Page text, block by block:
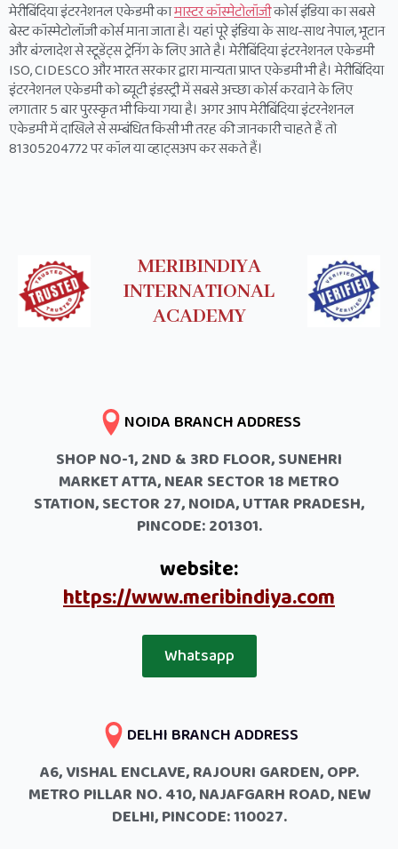
मेरीबिंदिया इंटरनेशनल एकेडमी कामास्टर कॉस्मेटोलॉजीकोर्स इंडिया का सबसे
बेस्ट कॉस्मेटोलॉजी कोर्स माना जाता है। यहां पूरे इंडिया के साथ-साथ नेपाल, भूटान
और बंग्लादेश से स्टूडेंट्स ट्रेनिंग के लिए आते है। मेरीबिंदिया इंटरनेशनल एकेडमी
ISO, CIDESCO और भारत सरकार द्वारा मान्यता प्राप्त एकेडमी भी है। मेरीबिंदिया
इंटरनेशनल एकेडमी को ब्यूटी इंडस्ट्री में सबसे अच्छा कोर्स करवाने के लिए
लगातार 5 बार पुरस्कृत भी किया गया है। अगर आप मेरीबिंदिया इंटरनेशनल
एकेडमी में दाखिले से सम्बंधित किसी भी तरह की जानकारी चाहते हैं तो
81305204772 पर कॉल या व्हाट्सअप कर सकते हैं।
MERIBINDIYA
INTERNATIONAL
ACADEMY
NOIDA BRANCH ADDRESS
SHOP NO-1, 2ND & 3RD FLOOR, SUNEHRI
MARKET ATTA, NEAR SECTOR 18 METRO
STATION, SECTOR 27, NOIDA, UTTAR PRADESH,
PINCODE: 201301.
website:
https://www.meribindiya.com
Whatsapp
DELHI BRANCH ADDRESS
A6, VISHAL ENCLAVE, RAJOURI GARDEN, OPP.
METRO PILLAR NO. 410, NAJAFGARH ROAD, NEW
DELHI, PINCODE: 110027.